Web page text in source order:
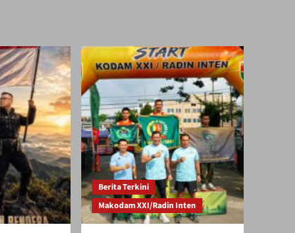
Berita Terkini
Makodam XXI/Radin Inten